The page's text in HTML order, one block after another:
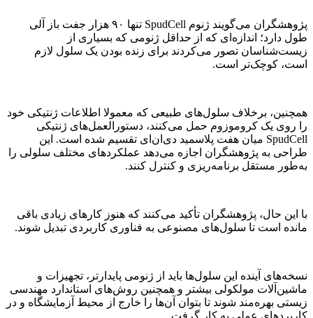
پژوهشگران می‌گویند ژنوم SpudCell تنها ۹۰ هزار جفت‌ باز آلی
طول دارد؛ اندازه‌ای که از حداقل ژنومی که بسیاری از
زیست‌شناسان تصور می‌کردند برای زنده بودن یک سلول لازم
است، کوچک‌تر است.
همچنین، برخلاف سلول‌های طبیعی که معمولا اطلاعات ژنتیکی خود
را روی یک کروموزوم حمل می‌کنند، دستورالعمل‌های ژنتیکی
SpudCell میان هفت پلاسمید دی‌ان‌ای تقسیم شده است. این
طراحی به پژوهشگران اجازه می‌دهد عملکردهای مختلف سلولی را
به‌طور مستقل برنامه‌ریزی و کنترل کنند.
با این حال، پژوهشگران تأکید می‌کنند که هنوز کارهای زیادی باقی
مانده است تا سلول‌های مصنوعی به فناوری‌ کاربردی تبدیل شوند.
نسخه‌های آینده این سلول‌ها باید از ژنومی پایدارتر، تجهیزات و
ماشین‌آلات مولکولی بیشتر و همچنین روش‌های استاندارد مهندسی
زیستی بهره‌مند شوند تا بتوان آن‌ها را خارج از محیط آزمایشگاه و در